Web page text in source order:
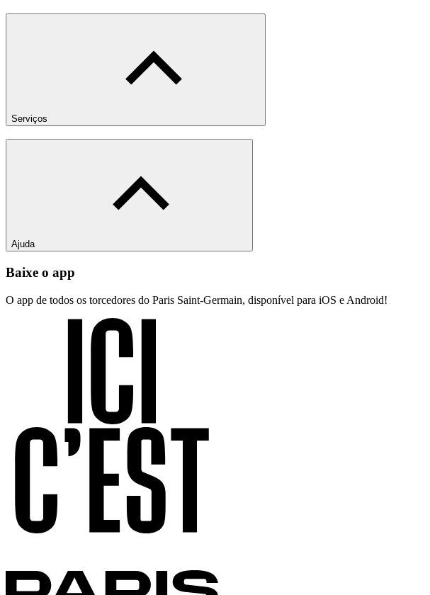
Serviços
Ajuda
Baixe o app
O app de todos os torcedores do Paris Saint-Germain, disponível para iOS e Android!